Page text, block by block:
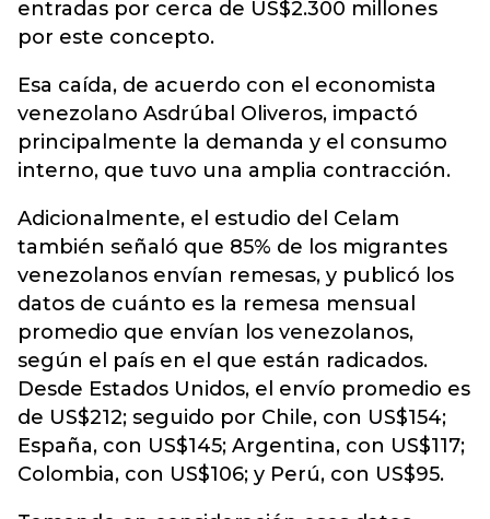
entradas por cerca de US$2.300 millones
por este concepto.
Esa caída, de acuerdo con el economista
venezolano Asdrúbal Oliveros, impactó
principalmente la demanda y el consumo
interno, que tuvo una amplia contracción.
Adicionalmente, el estudio del Celam
también señaló que 85% de los migrantes
venezolanos envían remesas, y publicó los
datos de cuánto es la remesa mensual
promedio que envían los venezolanos,
según el país en el que están radicados.
Desde Estados Unidos, el envío promedio es
de US$212; seguido por Chile, con US$154;
España, con US$145; Argentina, con US$117;
Colombia, con US$106; y Perú, con US$95.